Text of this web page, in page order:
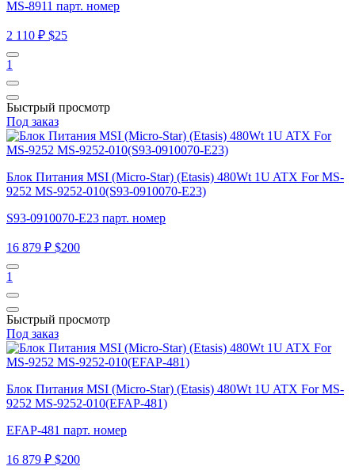
MS-8911 парт. номер
2 110 ₽ $25
1
Быстрый просмотр
Под заказ
Блок Питания MSI (Micro-Star) (Etasis) 480Wt 1U ATX For MS-
9252 MS-9252-010(S93-0910070-E23)
S93-0910070-E23 парт. номер
16 879 ₽ $200
1
Быстрый просмотр
Под заказ
Блок Питания MSI (Micro-Star) (Etasis) 480Wt 1U ATX For MS-
9252 MS-9252-010(EFAP-481)
EFAP-481 парт. номер
16 879 ₽ $200